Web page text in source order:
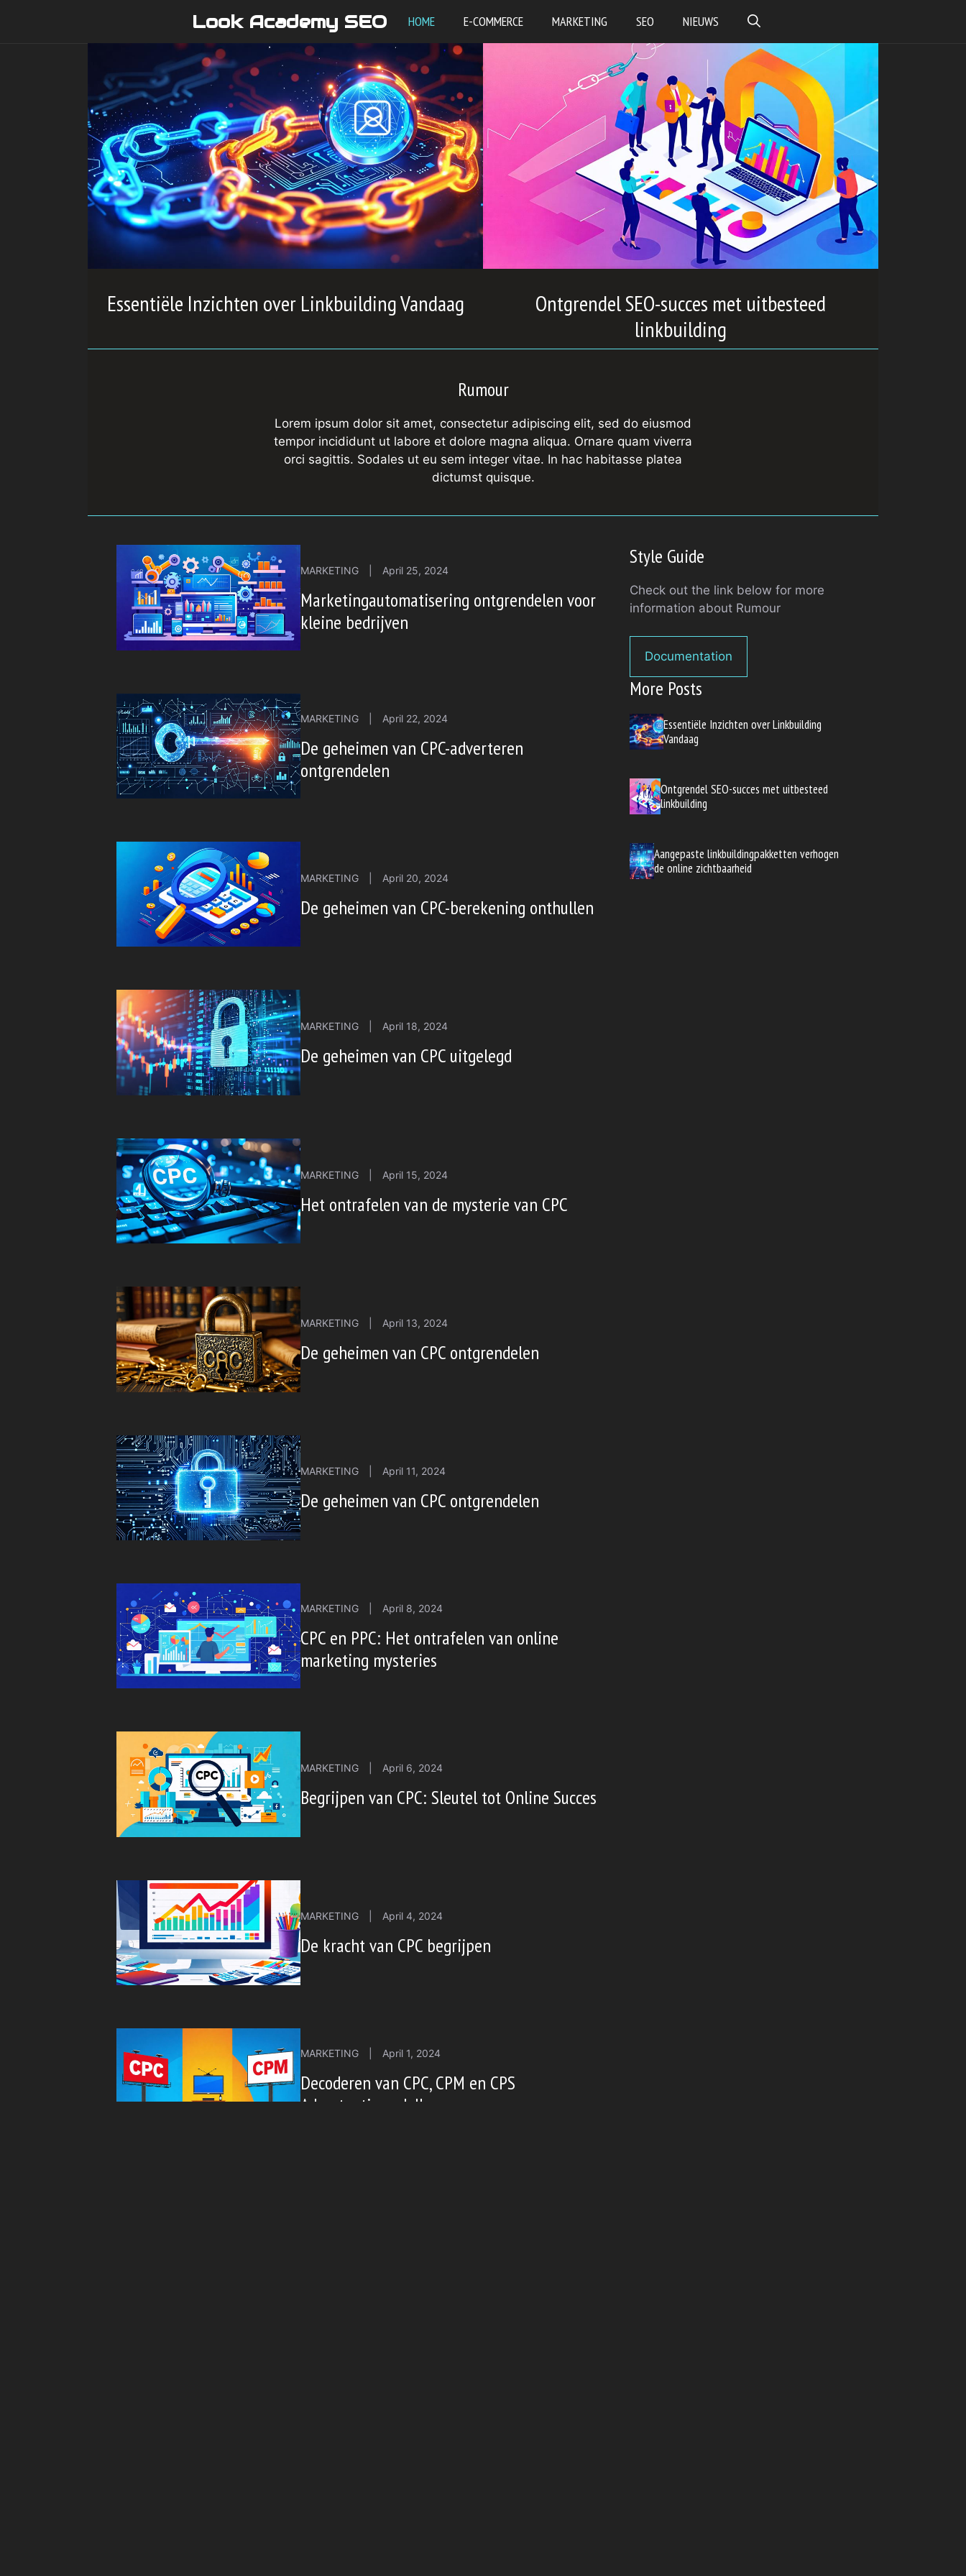
Look Academy SEO HOME E-COMMERCE MARKETING SEO NIEUWS
Essentiële Inzichten over Linkbuilding Vandaag
Ontgrendel SEO-succes met uitbesteed
linkbuilding
Rumour
Lorem ipsum dolor sit amet, consectetur adipiscing elit, sed do eiusmod
tempor incididunt ut labore et dolore magna aliqua. Ornare quam viverra
orci sagittis. Sodales ut eu sem integer vitae. In hac habitasse platea
dictumst quisque.
MARKETING April 25, 2024
Marketingautomatisering ontgrendelen voor
kleine bedrijven
MARKETING April 22, 2024
De geheimen van CPC-adverteren
ontgrendelen
MARKETING April 20, 2024
De geheimen van CPC-berekening onthullen
MARKETING April 18, 2024
De geheimen van CPC uitgelegd
MARKETING April 15, 2024
Het ontrafelen van de mysterie van CPC
MARKETING April 13, 2024
De geheimen van CPC ontgrendelen
MARKETING April 11, 2024
De geheimen van CPC ontgrendelen
MARKETING April 8, 2024
CPC en PPC: Het ontrafelen van online
marketing mysteries
MARKETING April 6, 2024
Begrijpen van CPC: Sleutel tot Online Succes
MARKETING April 4, 2024
De kracht van CPC begrijpen
MARKETING April 1, 2024
Decoderen van CPC, CPM en CPS
Advertentiemodellen
Style Guide
Check out the link below for more
information about Rumour
Documentation
More Posts
Essentiële Inzichten over Linkbuilding
Vandaag
Ontgrendel SEO-succes met uitbesteed
linkbuilding
Aangepaste linkbuildingpakketten verhogen
de online zichtbaarheid